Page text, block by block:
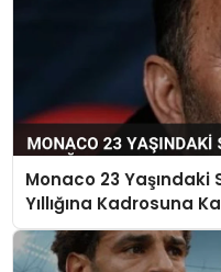
Monaco 23
Yıllığına Kadrosuna